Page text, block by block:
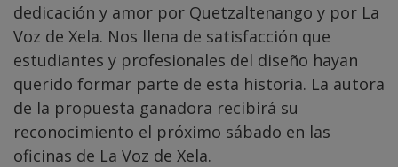
dedicación y amor por Quetzaltenango y por La
Voz de Xela. Nos llena de satisfacción que
estudiantes y profesionales del diseño hayan
querido formar parte de esta historia. La autora
de la propuesta ganadora recibirá su
reconocimiento el próximo sábado en las
oficinas de La Voz de Xela.